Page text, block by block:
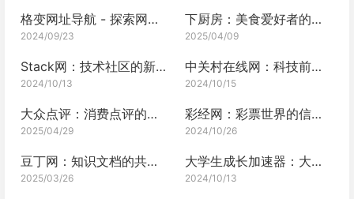
格变网址导航 - 探索网络世界的全新视角
2024/09/23
下厨房：美食爱好者的温馨家园
2025/04/09
Stack网：技术社区的新风尚
2024/10/13
中关村在线网：科技前沿的风向标
2024/10/15
大众点评：消费点评的信息宝库
2025/04/29
彩经网：彩票世界的信息宝库？
2024/10/26
豆丁网：知识文档的共享中心
2025/03/26
大学生成长加速器：大学生必备网
2024/10/13